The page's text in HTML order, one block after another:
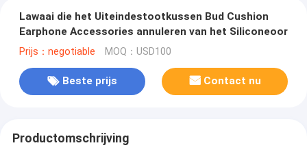
Lawaai die het Uiteindestootkussen Bud Cushion
Earphone Accessories annuleren van het Siliconeoor
Prijs：negotiable MOQ：USD100
Beste prijs Contact nu
Productomschrijving